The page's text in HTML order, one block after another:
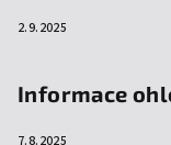
2.9.2025
Informace